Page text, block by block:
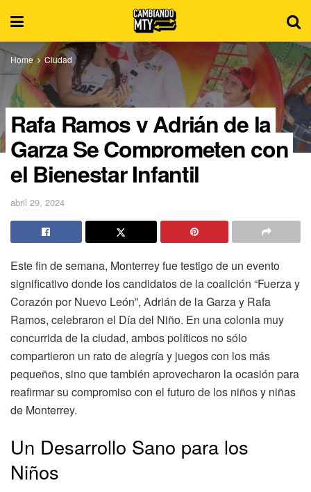
Home Ciudad
Rafa Ramos y Adrián de la
Garza Se Comprometen con
el Bienestar Infantil
abril 29, 2024
Este fin de semana, Monterrey fue testigo de un evento
significativo donde los candidatos de la coalición “Fuerza y
Corazón por Nuevo León”, Adrián de la Garza y Rafa
Ramos, celebraron el Día del Niño. En una colonia muy
concurrida de la ciudad, ambos políticos no sólo
compartieron un rato de alegría y juegos con los más
pequeños, sino que también aprovecharon la ocasión para
reafirmar su compromiso con el futuro de los niños y niñas
de Monterrey.
Un Desarrollo Sano para los
Niños